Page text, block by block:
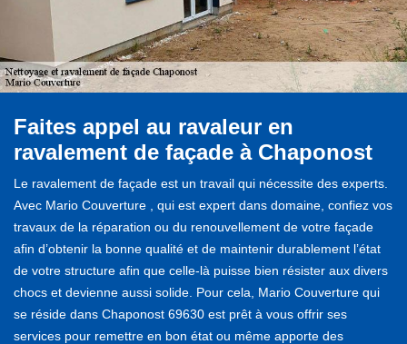
Faites appel au ravaleur en
ravalement de façade à Chaponost
Le ravalement de façade est un travail qui nécessite des experts.
Avec Mario Couverture , qui est expert dans domaine, confiez vos
travaux de la réparation ou du renouvellement de votre façade
afin d’obtenir la bonne qualité et de maintenir durablement l’état
de votre structure afin que celle-là puisse bien résister aux divers
chocs et devienne aussi solide. Pour cela, Mario Couverture qui
se réside dans Chaponost 69630 est prêt à vous offrir ses
services pour remettre en bon état ou même apporte des